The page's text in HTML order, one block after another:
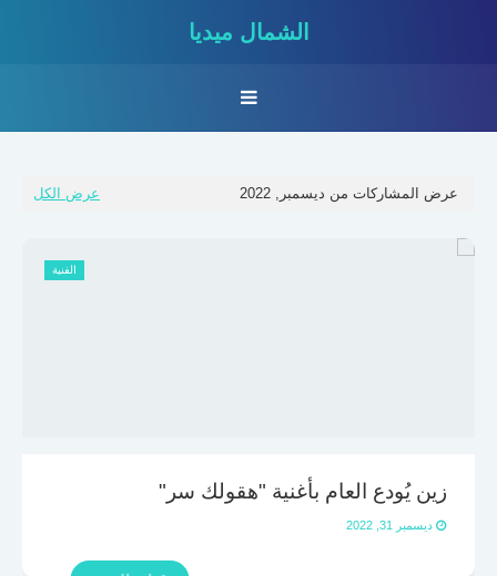
الشمال ميديا
عرض المشاركات من ديسمبر, 2022 عرض الكل
الفنية
زين يُودع العام بأغنية "هقولك سر"
ديسمبر 31, 2022